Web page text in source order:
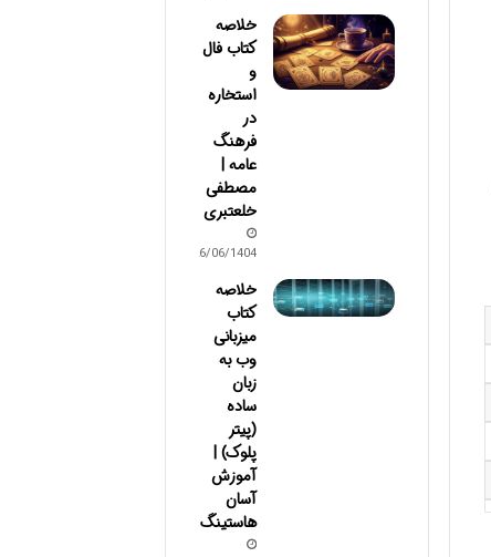
خلاصه
کتاب فال
و
استخاره
در
فرهنگ
عامه |
مصطفی
خلعتبری
26/06/1404
خلاصه
کتاب
میزبانی
وب به
زبان
ساده
(پیتر
پلوک) |
آموزش
آسان
هاستینگ